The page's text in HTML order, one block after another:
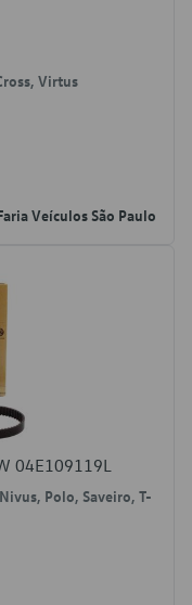
Virtus
Veículos São Paulo
04E109119L
Polo, Saveiro, T-